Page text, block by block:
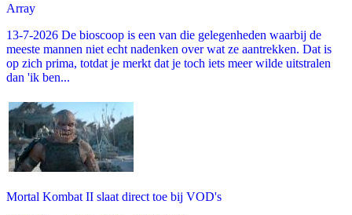
Array
13-7-2026 De bioscoop is een van die gelegenheden waarbij de
meeste mannen niet echt nadenken over wat ze aantrekken. Dat is
op zich prima, totdat je merkt dat je toch iets meer wilde uitstralen
dan 'ik ben...
Mortal Kombat II slaat direct toe bij VOD's